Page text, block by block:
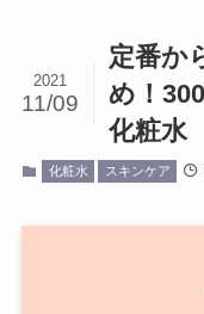
定番か
め！
化粧水
2021
11/09
化粧水 スキンケア